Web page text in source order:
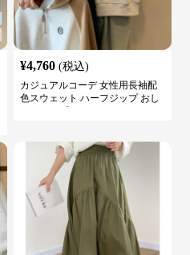
¥4,760 (税込)
カジュアルコーデ 女性用長袖配
色スウェット ハーフジップ おし